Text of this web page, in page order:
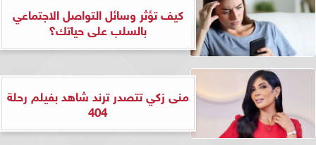
كيف تؤثر وسائل التواصل الاجتماعي
بالسلب على حياتك؟
منى زكي تتصدر ترند شاهد بفيلم رحلة
404